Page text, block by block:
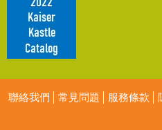
聯絡我們 常見問題 服務條款